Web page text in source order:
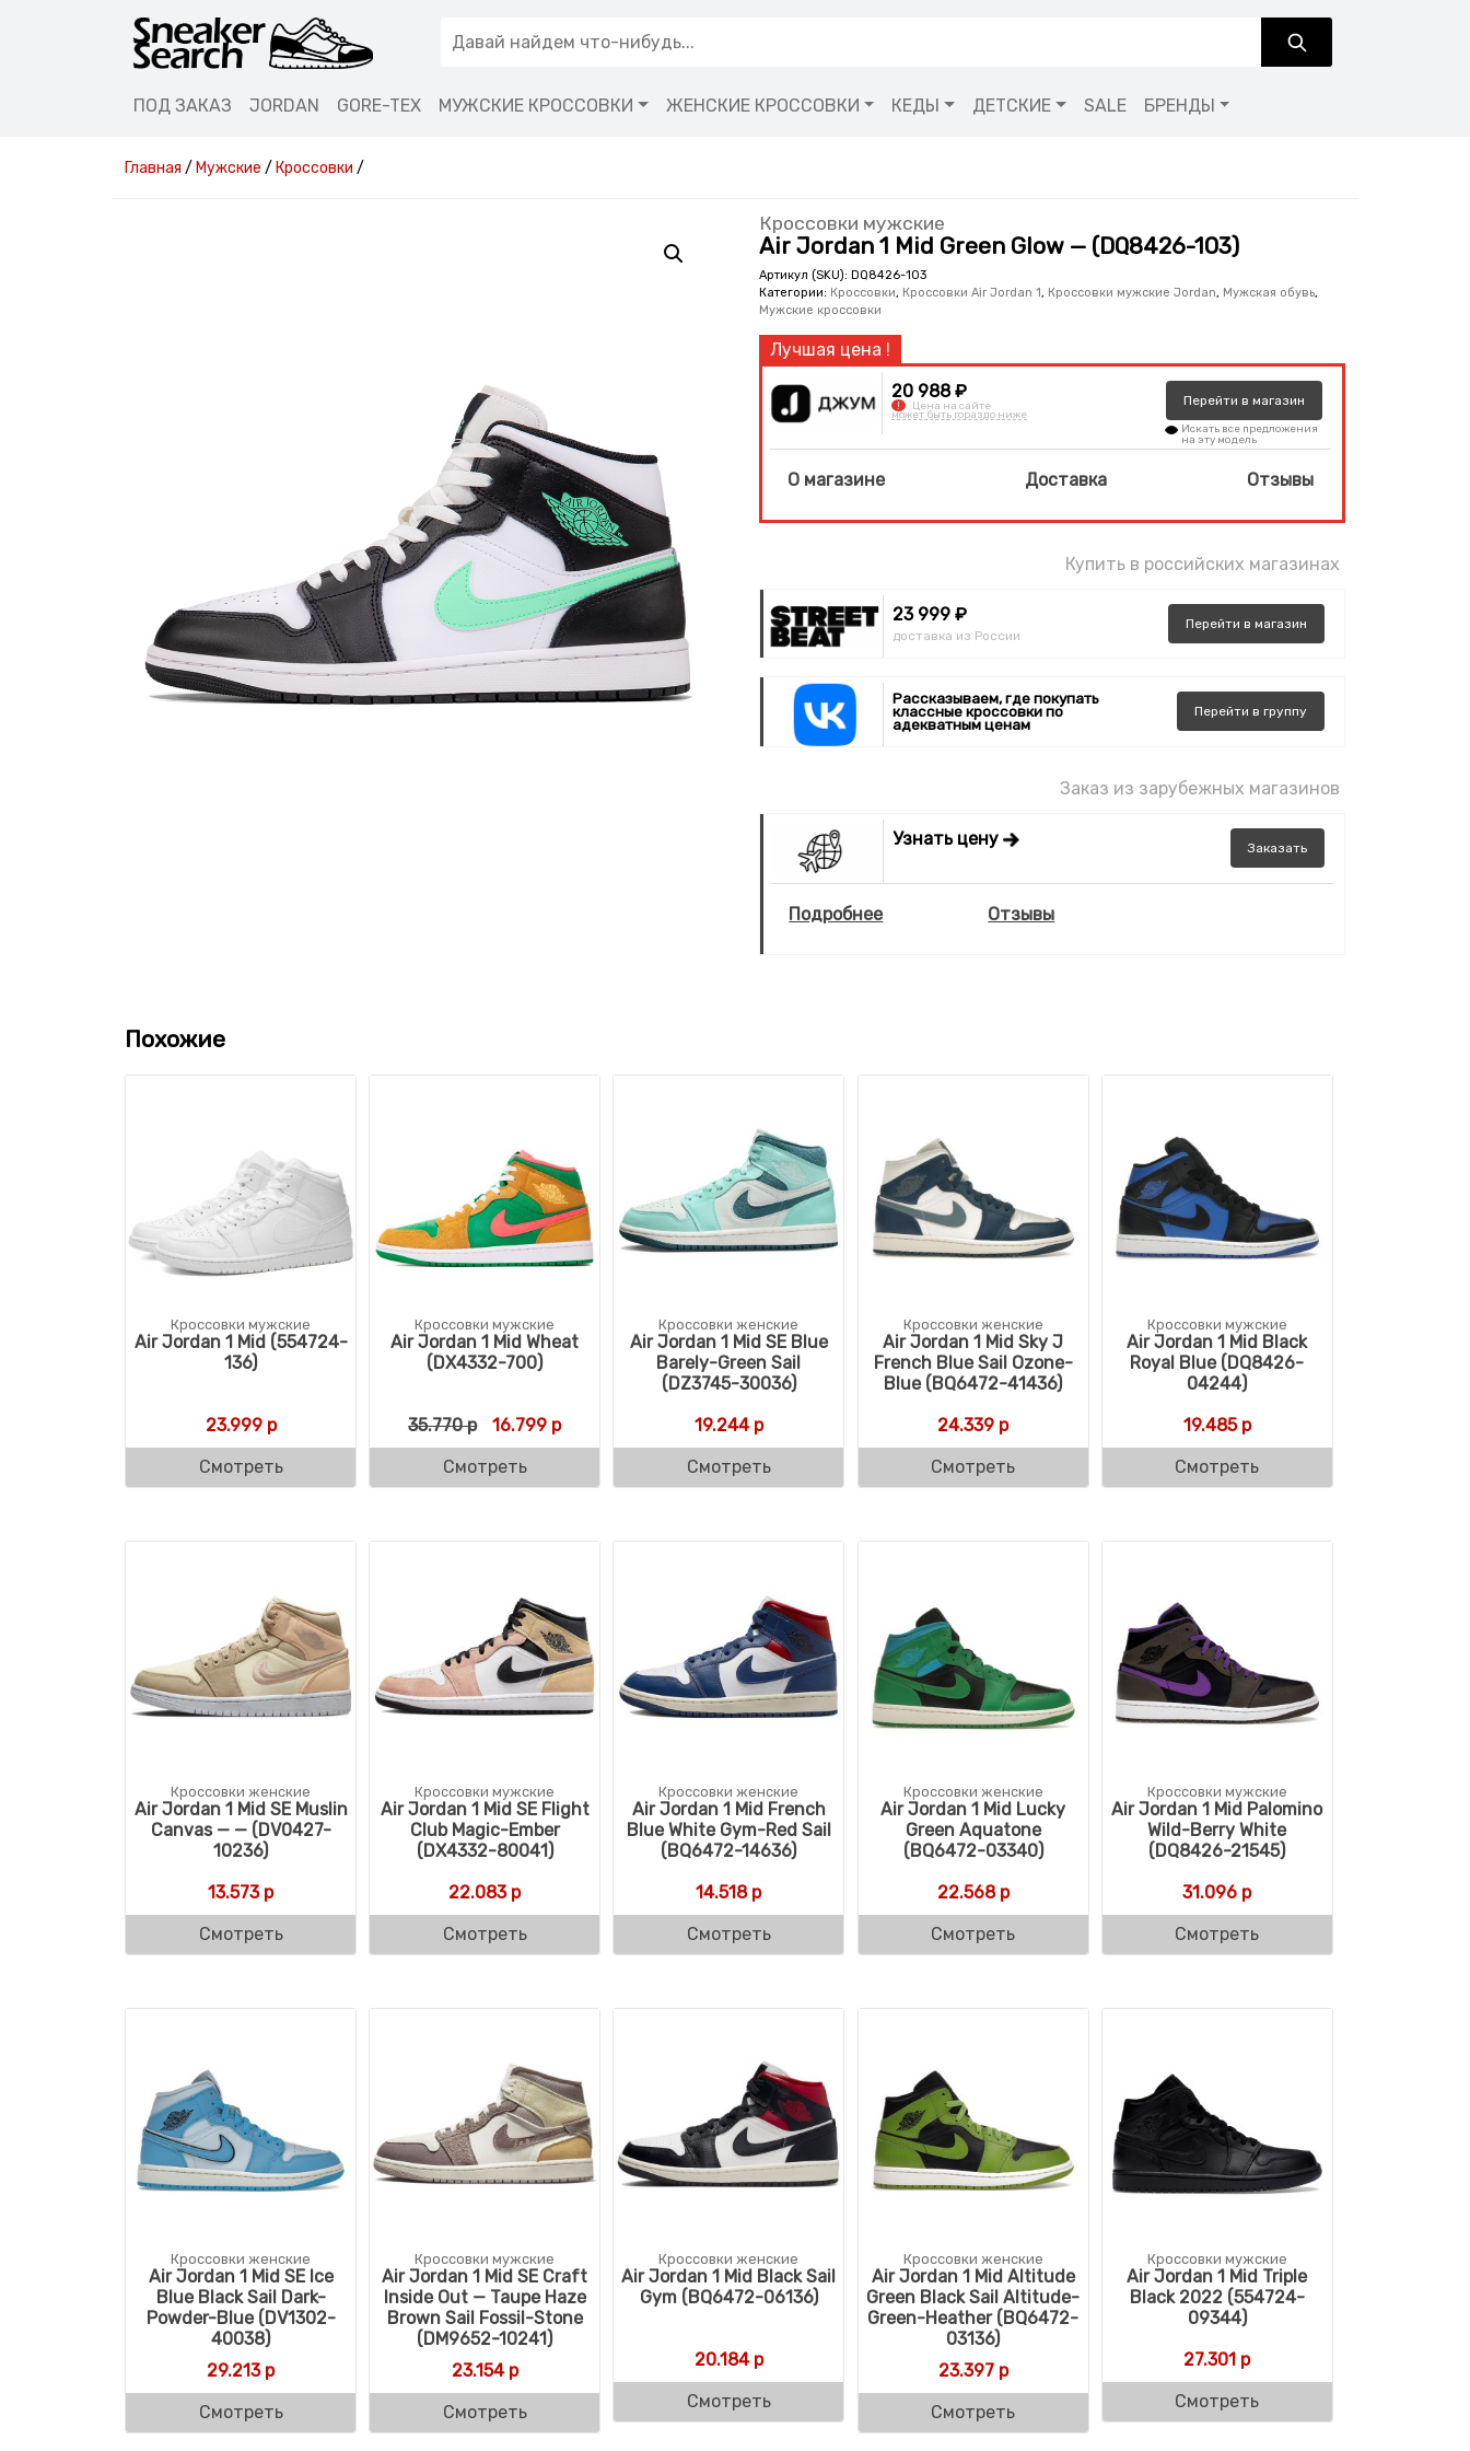
ПОД ЗАКАЗ JORDAN GORE-TEX МУЖСКИЕ КРОССОВКИ ЖЕНСКИЕ КРОССОВКИ КЕДЫ ДЕТСКИЕ SALE БРЕНДЫ
Главная / Мужские / Кроссовки /
Кроссовки мужские
Air Jordan 1 Mid Green Glow — (DQ8426-103)
Артикул (SKU):DQ8426-103
Категории: Кроссовки, Кроссовки Air Jordan 1, Кроссовки мужские Jordan, Мужская обувь,
Мужские кроссовки
20 988 ₽
! Цена на сайте
может быть гораздо ниже
Перейти в магазин
Искать все предложения
на эту модель
О магазине Доставка Отзывы
Купить в российских магазинах
23 999 ₽
доставка из России
Перейти в магазин
Рассказываем, где покупать
классные кроссовки по
адекватным ценам
Перейти в группу
Заказ из зарубежных магазинов
Узнать цену Заказать
Подробнее Отзывы
Похожие
Кроссовки мужские
Air Jordan 1 Mid (554724-
136)
23.999р
Смотреть
Кроссовки мужские
Air Jordan 1 Mid Wheat
(DX4332-700)
35.770р Первоначальная цена составляла 35.770 р.
16.799 рТекущая цена: 16.799 р.
Смотреть
Кроссовки женские
Air Jordan 1 Mid SE Blue
Barely-Green Sail
(DZ3745-30036)
19.244р
Смотреть
Кроссовки женские
Air Jordan 1 Mid Sky J
French Blue Sail Ozone-
Blue (BQ6472-41436)
24.339 р
Смотреть
Кроссовки мужские
Air Jordan 1 Mid Black
Royal Blue (DQ8426-
04244)
19.485р
Смотреть
Кроссовки женские
Air Jordan 1 Mid SE Muslin
Canvas — — (DV0427-
10236)
13.573р
Смотреть
Кроссовки мужские
Air Jordan 1 Mid SE Flight
Club Magic-Ember
(DX4332-80041)
22.083р
Смотреть
Кроссовки женские
Air Jordan 1 Mid French
Blue White Gym-Red Sail
(BQ6472-14636)
14.518р
Смотреть
Кроссовки женские
Air Jordan 1 Mid Lucky
Green Aquatone
(BQ6472-03340)
22.568р
Смотреть
Кроссовки мужские
Air Jordan 1 Mid Palomino
Wild-Berry White
(DQ8426-21545)
31.096 р
Смотреть
Кроссовки женские
Air Jordan 1 Mid SE Ice
Blue Black Sail Dark-
Powder-Blue (DV1302-
40038)
29.213р
Смотреть
Кроссовки мужские
Air Jordan 1 Mid SE Craft
Inside Out — Taupe Haze
Brown Sail Fossil-Stone
(DM9652-10241)
23.154р
Смотреть
Кроссовки женские
Air Jordan 1 Mid Black Sail
Gym (BQ6472-06136)
20.184р
Смотреть
Кроссовки женские
Air Jordan 1 Mid Altitude
Green Black Sail Altitude-
Green-Heather (BQ6472-
03136)
23.397р
Смотреть
Кроссовки мужские
Air Jordan 1 Mid Triple
Black 2022 (554724-
09344)
27.301 р
Смотреть